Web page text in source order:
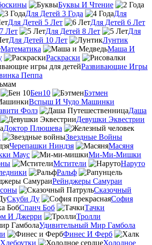
Буквы И Чтение
Для Детей 3 Года
Для
Для Детей 5 Лет
Для Детей 6 Лет
Лет
Для Детей 8 Лет
Для
Для Детей 10 Лет
Лунтик
Математика
Маша И
Раскраски
Развивающие Игры
Пеппа
Бен10
Бэтмен
Вспыш И Чудо Машинки
Фолз
Даша
Девушки Эквестрии
Доктор Плюшева
Звездные Войны
Черепашки Ниндзя
Масяня
Маус
Ми-Ми-Мишки
Мстители
Наруто
Ральф
Рейнджеры Самураи
Сказочный
Скуби Ду
София
Спанч Боб
Тачки
И Джерри
Тролли
Удивительный Мир Гамбола
Финес И Ферб
Хлебоутки
Холодное